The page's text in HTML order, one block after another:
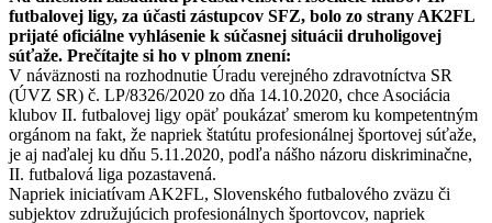
futbalovej ligy, za účasti zástupcov SFZ, bolo zo strany AK2FL
prijaté oficiálne vyhlásenie k súčasnej situácii druholigovej
súťaže. Prečítajte si ho v plnom znení:
V náväznosti na rozhodnutie Úradu verejného zdravotníctva SR
(ÚVZ SR) č. LP/8326/2020 zo dňa 14.10.2020, chce Asociácia
klubov II. futbalovej ligy opäť poukázať smerom ku kompetentným
orgánom na fakt, že napriek štatútu profesionálnej športovej súťaže,
je aj naďalej ku dňu 5.11.2020, podľa nášho názoru diskriminačne,
II. futbalová liga pozastavená.
Napriek iniciatívam AK2FL, Slovenského futbalového zväzu či
subjektov združujúcich profesionálnych športovcov, napriek